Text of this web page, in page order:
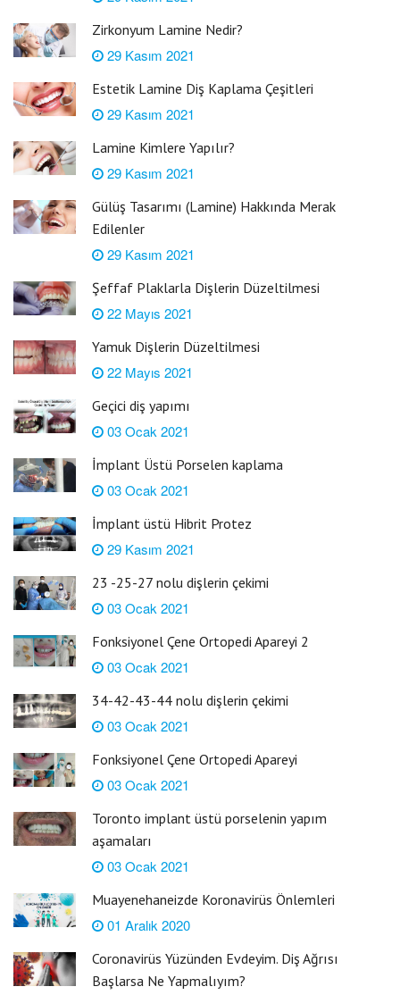
Zirkonyum Lamine Nedir?
29 Kasım 2021
Estetik Lamine Diş Kaplama Çeşitleri
29 Kasım 2021
Lamine Kimlere Yapılır?
29 Kasım 2021
Gülüş Tasarımı (Lamine) Hakkında Merak
Edilenler
29 Kasım 2021
Şeffaf Plaklarla Dişlerin Düzeltilmesi
22 Mayıs 2021
Yamuk Dişlerin Düzeltilmesi
22 Mayıs 2021
Geçici diş yapımı
03 Ocak 2021
İmplant Üstü Porselen kaplama
03 Ocak 2021
İmplant üstü Hibrit Protez
29 Kasım 2021
23 -25-27 nolu dişlerin çekimi
03 Ocak 2021
Fonksiyonel Çene Ortopedi Apareyi 2
03 Ocak 2021
34-42-43-44 nolu dişlerin çekimi
03 Ocak 2021
Fonksiyonel Çene Ortopedi Apareyi
03 Ocak 2021
Toronto implant üstü porselenin yapım
aşamaları
03 Ocak 2021
Muayenehaneizde Koronavirüs Önlemleri
01 Aralık 2020
Coronavirüs Yüzünden Evdeyim. Diş Ağrısı
Başlarsa Ne Yapmalıyım?